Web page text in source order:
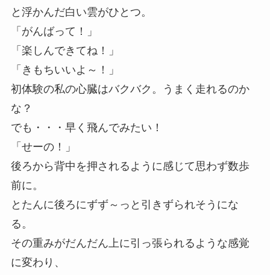
と浮かんだ白い雲がひとつ。
「がんばって！」
「楽しんできてね！」
「きもちいいよ～！」
初体験の私の心臓はバクバク。うまく走れるのか
な？
でも・・・早く飛んでみたい！
「せーの！」
後ろから背中を押されるように感じて思わず数歩
前に。
とたんに後ろにずず～っと引きずられそうにな
る。
その重みがだんだん上に引っ張られるような感覚
に変わり、